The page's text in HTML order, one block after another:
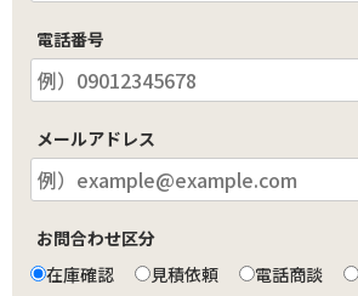
電話番号
メールアドレス
お問合わせ区分
在庫確認
見積依頼 電話商談